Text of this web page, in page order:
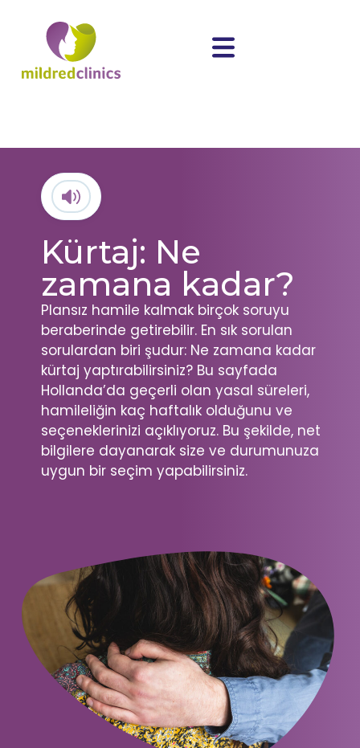
Kürtaj: Ne
zamana kadar?
Plansız hamile kalmak birçok soruyu
beraberinde getirebilir. En sık sorulan
sorulardan biri şudur: Ne zamana kadar
kürtaj yaptırabilirsiniz? Bu sayfada
Hollanda’da geçerli olan yasal süreleri,
hamileliğin kaç haftalık olduğunu ve
seçeneklerinizi açıklıyoruz. Bu şekilde, net
bilgilere dayanarak size ve durumunuza
uygun bir seçim yapabilirsiniz.